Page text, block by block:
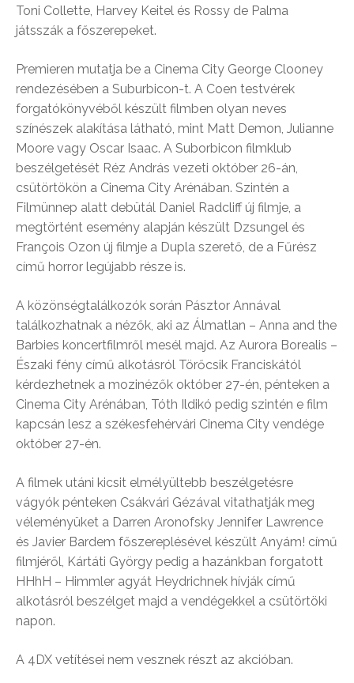
Toni Collette, Harvey Keitel és Rossy de Palma
játsszák a főszerepeket.
Premieren mutatja be a Cinema City George Clooney
rendezésében a Suburbicon-t. A Coen testvérek
forgatókönyvéből készült filmben olyan neves
színészek alakítása látható, mint Matt Demon, Julianne
Moore vagy Oscar Isaac. A Suborbicon filmklub
beszélgetését Réz András vezeti október 26-án,
csütörtökön a Cinema City Arénában. Szintén a
Filmünnep alatt debütál Daniel Radcliff új filmje, a
megtörtént esemény alapján készült Dzsungel és
François Ozon új filmje a Dupla szerető, de a Fűrész
című horror legújabb része is.
A közönségtalálkozók során Pásztor Annával
találkozhatnak a nézők, aki az Álmatlan – Anna and the
Barbies koncertfilmről mesél majd. Az Aurora Borealis –
Északi fény című alkotásról Törőcsik Franciskától
kérdezhetnek a mozinézők október 27-én, pénteken a
Cinema City Arénában, Tóth Ildikó pedig szintén e film
kapcsán lesz a székesfehérvári Cinema City vendége
október 27-én.
A filmek utáni kicsit elmélyültebb beszélgetésre
vágyók pénteken Csákvári Gézával vitathatják meg
véleményüket a Darren Aronofsky Jennifer Lawrence
és Javier Bardem főszereplésével készült Anyám! című
filmjéről, Kártáti György pedig a hazánkban forgatott
HHhH – Himmler agyát Heydrichnek hívják című
alkotásról beszélget majd a vendégekkel a csütörtöki
napon.
A 4DX vetítései nem vesznek részt az akcióban.